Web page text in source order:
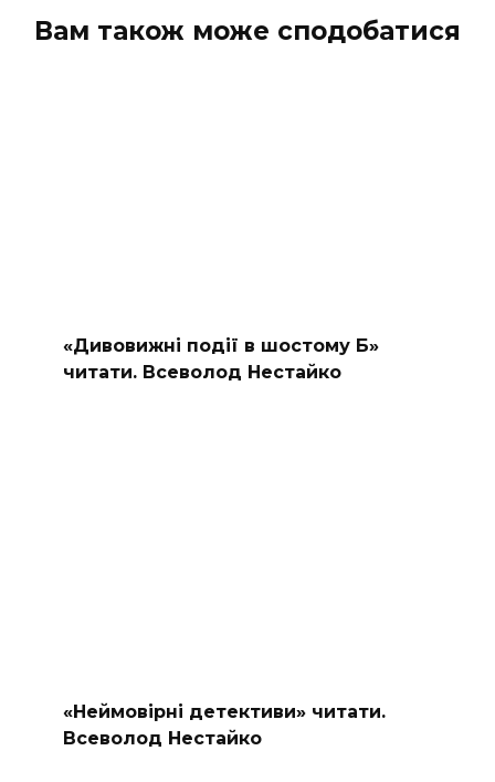
Вам також може сподобатися
«Дивовижні події в шостому Б»
читати. Всеволод Нестайко
«Неймовірні детективи» читати.
Всеволод Нестайко